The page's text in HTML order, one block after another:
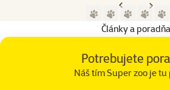
Prejsť na stranu 1
Články a poradňa
Potrebujete
Náš tím Super zoo je tu